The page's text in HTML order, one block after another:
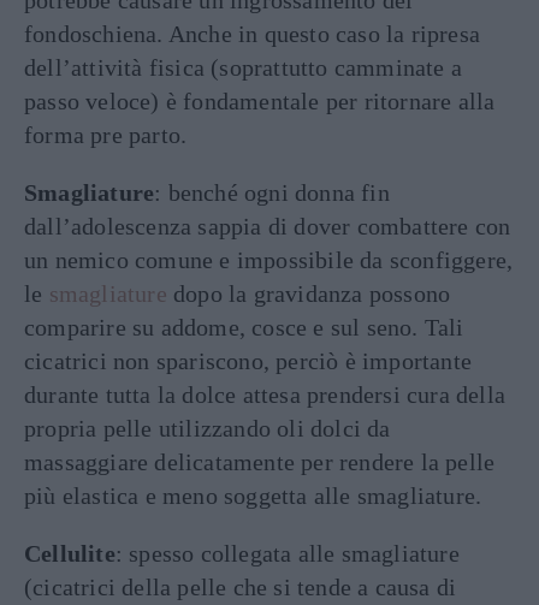
fondoschiena. Anche in questo caso la ripresa
dell’attività fisica (soprattutto camminate a
passo veloce) è fondamentale per ritornare alla
forma pre parto.
Smagliature: benché ogni donna fin
dall’adolescenza sappia di dover combattere con
un nemico comune e impossibile da sconfiggere,
le smagliature dopo la gravidanza possono
comparire su addome, cosce e sul seno. Tali
cicatrici non spariscono, perciò è importante
durante tutta la dolce attesa prendersi cura della
propria pelle utilizzando oli dolci da
massaggiare delicatamente per rendere la pelle
più elastica e meno soggetta alle smagliature.
Cellulite: spesso collegata alle smagliature
(cicatrici della pelle che si tende a causa di